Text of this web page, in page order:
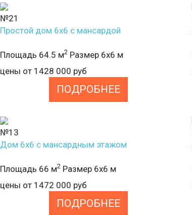
№21
Простой дом 6х6 с мансардой
Площадь 64.5 м2 Размер 6х6 м
цены от 1428 000 руб
ПОДРОБНЕЕ
№13
Дом 6х6 с мансардным этажом
Площадь 66 м2 Размер 6х6 м
цены от 1472 000 руб
ПОДРОБНЕЕ